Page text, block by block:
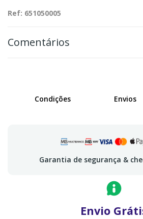
Ref: 651050005
Comentários
Condições Envios
Garantia de segurança &
Envio